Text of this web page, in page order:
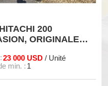
PELLE HITACHI 200
D'OCCASION, ORIGINALE
Prix FOB :30 000 USD
Commande min. :